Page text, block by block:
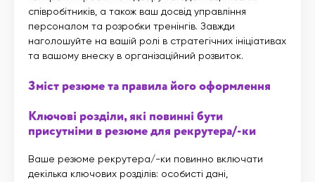
співробітників, а також ваш досвід управління
персоналом та розробки тренінгів. Завжди
наголошуйте на вашій ролі в стратегічних ініціативах
та вашому внеску в організаційний розвиток.
Зміст резюме та правила його оформлення
Ключові розділи, які повинні бути
присутніми в резюме для рекрутера/-ки
Ваше резюме рекрутера/-ки повинно включати
декілька ключових розділів: особисті дані,